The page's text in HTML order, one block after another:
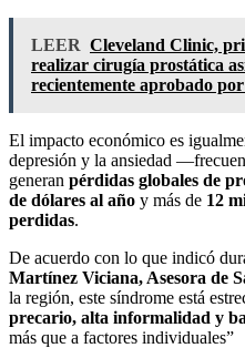
LEER Cleveland Clinic,
realizar cirugía prostática
recientemente aprobado
El impacto económico es
depresión y la ansiedad
generan pérdidas globales de
de dólares al año y más de 12
perdidas.
De acuerdo con lo que indicó
Martínez Viciana, Asesora de
la región, este síndrome está
precario, alta informalidad y
más que a factores individuales”